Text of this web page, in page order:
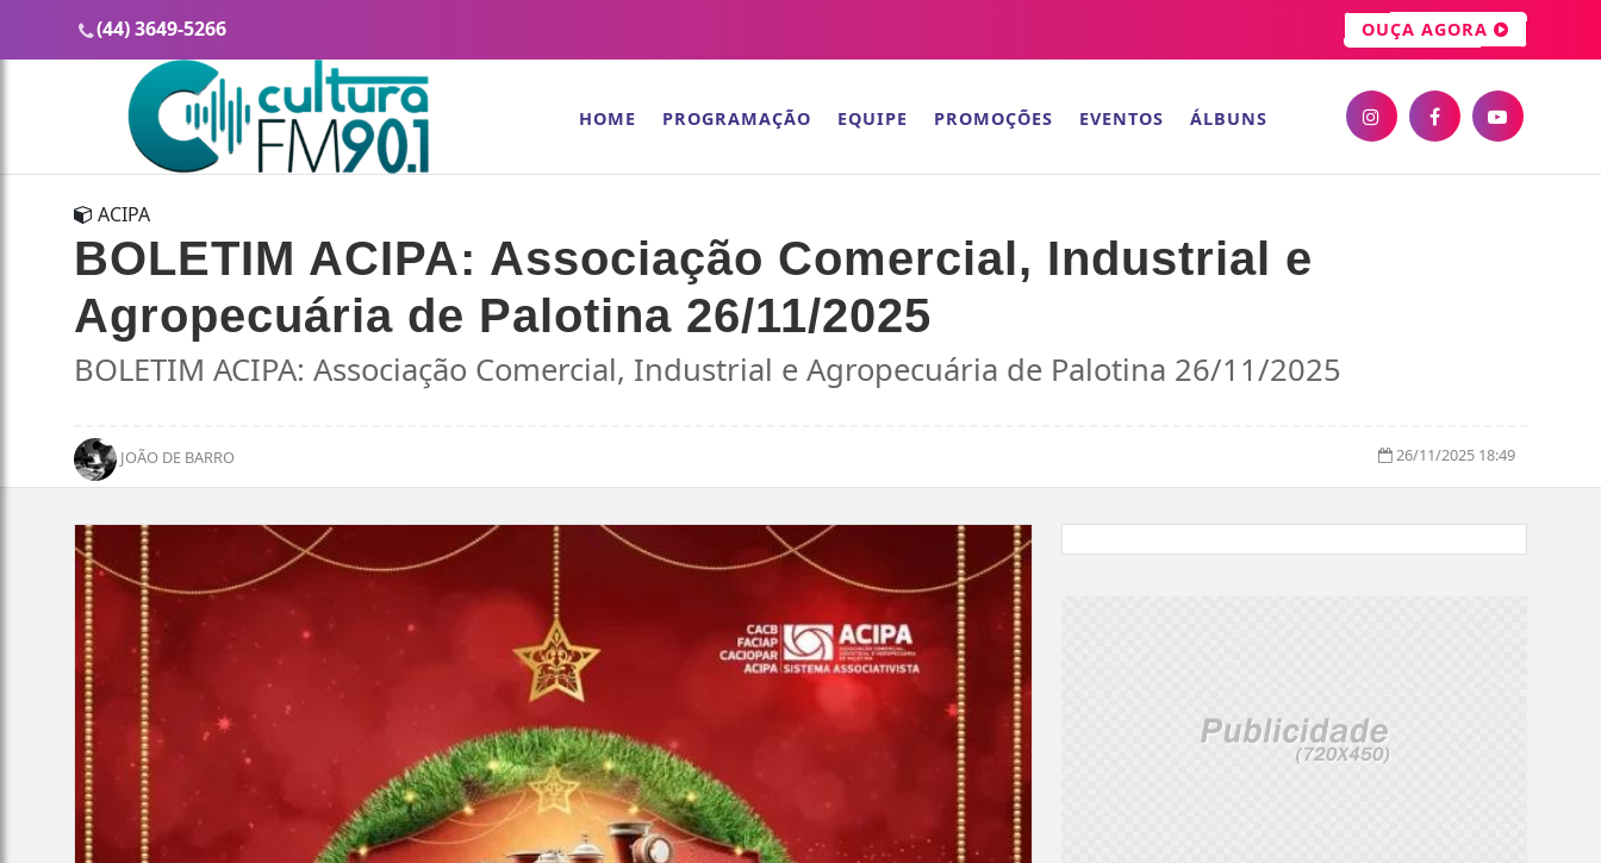
(44) 3649-5266 OUÇA AGORA
HOME PROGRAMAÇÃO EQUIPE PROMOÇÕES EVENTOS ÁLBUNS
ACIPA
BOLETIM ACIPA: Associação Comercial, Industrial e
Agropecuária de Palotina 26/11/2025
BOLETIM ACIPA: Associação Comercial, Industrial e Agropecuária de Palotina 26/11/2025
JOÃO DE BARRO 26/11/2025 18:49